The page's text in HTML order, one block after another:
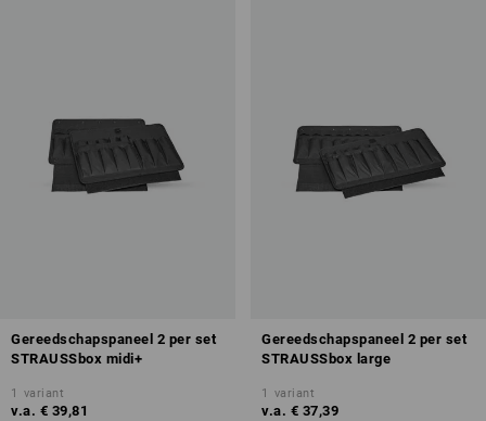
Gereedschapspaneel 2 per set
STRAUSSbox midi+
1 variant
v.a. € 39,81
Gereedschapspaneel 2 per set
STRAUSSbox large
1 variant
v.a. € 37,39